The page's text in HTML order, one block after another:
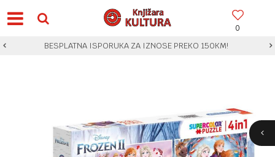
0
BESPLATNA ISPORUKA ZA IZNOSE PREKO 150KM!